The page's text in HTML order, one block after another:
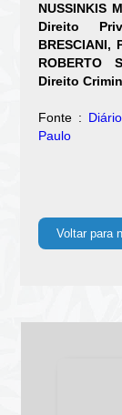
NUSSINKIS
Direito
ROBERTO
Direito
Fonte :
Paulo
Voltar para